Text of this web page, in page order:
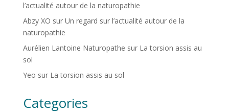
l’actualité autour de la naturopathie
Abzy XO sur Un regard sur l’actualité autour de la
naturopathie
Aurélien Lantoine Naturopathe sur La torsion assis au
sol
Yeo sur La torsion assis au sol
Categories